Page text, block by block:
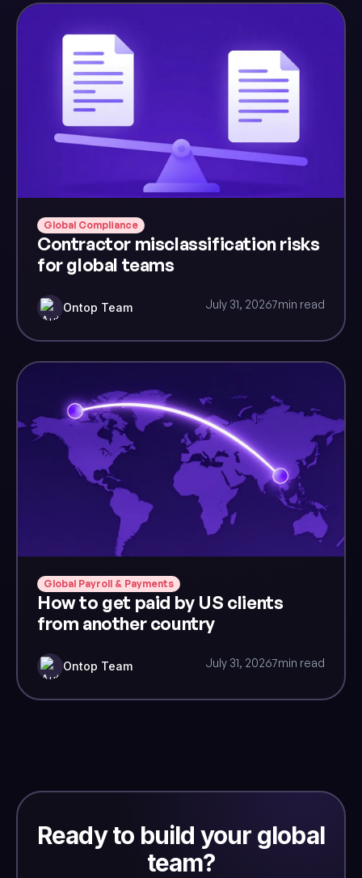
Global Compliance
Contractor misclassification risks
for global teams
Ontop Team July 31, 20267min read
Global Payroll & Payments
How to get paid by US clients
from another country
Ontop Team July 31, 20267min read
Ready to build your global
team?